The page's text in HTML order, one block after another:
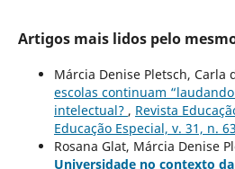
Artigos mais lidos pelo
Márcia Denise Pletsch, Carla
escolas continuam
intelectual? , Revista
Educação Especial, v. 31, n.
Rosana Glat, Márcia Denise
Universidade no contexto